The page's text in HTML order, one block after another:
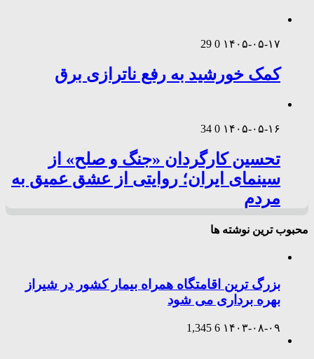
۱۴۰۵-۰۵-۱۷ 0
29
کمک خورشید به رفع ناترازی برق
۱۴۰۵-۰۵-۱۶ 0
34
تحسین کارگردان «جنگ و صلح» از
سینمای ایران؛ روایتی از عشق عمیق به
مردم
محبوب ترین نوشته ها
بزرگ ترین اقامتگاه همراه بیمار کشور در شیراز
بهره برداری می شود
۱۴۰۳-۰۸-۰۹ 6
1,345